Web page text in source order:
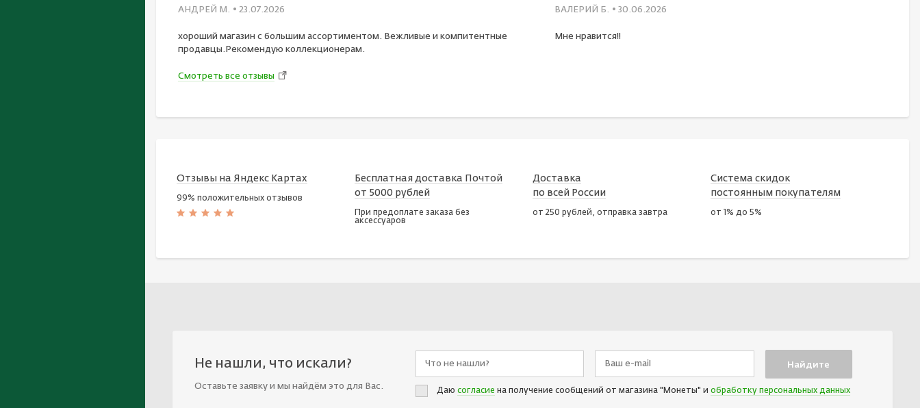
АНДРЕЙ М. • 23.07.2026
хороший магазин с большим ассортиментом. Вежливые и компитентные
продавцы.Рекомендую коллекционерам.
ВАЛЕРИЙ Б. • 30.06.2026
Мне нравится!!
Смотреть все отзывы
Отзывы на Яндекс Картах
99% положительных отзывов
Бесплатная доставка Почтой
от 5000 рублей
При предоплате заказа без
аксессуаров
Доставка
по всей России
от 250 рублей, отправка завтра
Система скидок
постоянным покупателям
от 1% до 5%
Не нашли, что искали?
Оставьте заявку и мы найдём это для Вас.
Даю согласие на получение сообщений от магазина "Монеты" и обработку персональных данных